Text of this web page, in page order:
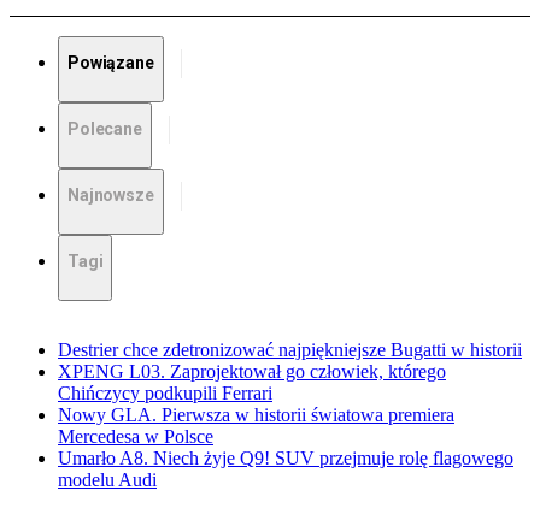
Powiązane
Polecane
Najnowsze
Tagi
Destrier chce zdetronizować najpiękniejsze Bugatti w historii
XPENG L03. Zaprojektował go człowiek, którego
Chińczycy podkupili Ferrari
Nowy GLA. Pierwsza w historii światowa premiera
Mercedesa w Polsce
Umarło A8. Niech żyje Q9! SUV przejmuje rolę flagowego
modelu Audi